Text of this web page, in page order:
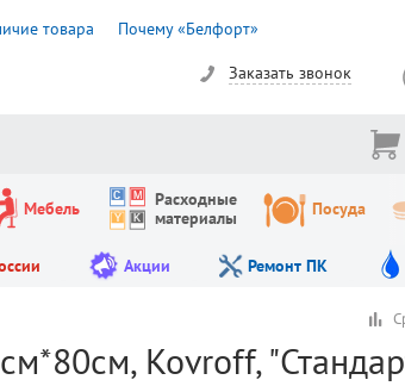
товара Почему «Белфорт»
Заказать звонок
Мебель
Расходные
материалы
Посуда
Акции Ремонт ПК
Kovroff,